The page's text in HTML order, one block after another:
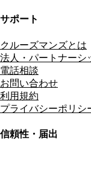
サポート
クルーズマンズとは
法人・パートナーシ
電話相談
お問い合わせ
利用規約
プライバシーポリシ
信頼性・届出